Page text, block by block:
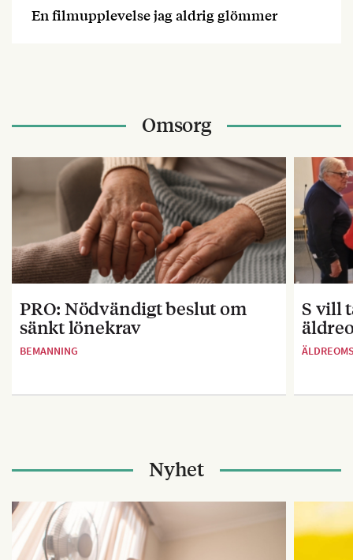
En filmupplevelse jag aldrig glömmer
Omsorg
PRO: Nödvändigt beslut om
sänkt lönekrav
BEMANNING
S vill
Nyhet